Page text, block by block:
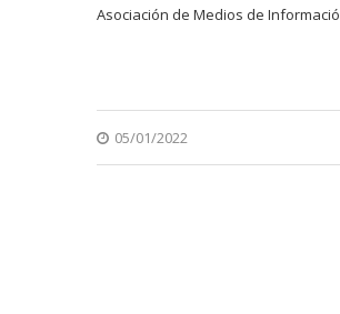
Asociación de Medios de
05/01/2022